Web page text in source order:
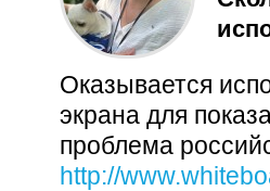
Оказывается
экрана для
проблема
http://